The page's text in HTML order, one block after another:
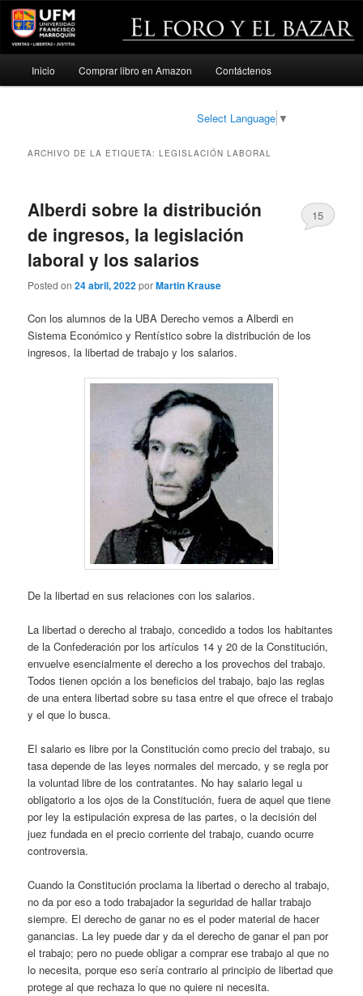
Ir
Ir
Inicio Comprar libro en Amazon Contáctenos
Select Language ▼
ARCHIVO DE LA ETIQUETA:LEGISLACIÓN LABORAL
Alberdi sobre la distribución
de ingresos, la legislación
laboral y los salarios
Posted on24 abril, 2022porMartin Krause
15
Con los alumnos de la UBA Derecho vemos a Alberdi en
Sistema Económico y Rentístico sobre la distribución de los
ingresos, la libertad de trabajo y los salarios.
De la libertad en sus relaciones con los salarios.
La libertad o derecho al trabajo, concedido a todos los habitantes
de la Confederación por los artículos 14 y 20 de la Constitución,
envuelve esencialmente el derecho a los provechos del trabajo.
Todos tienen opción a los beneficios del trabajo, bajo las reglas
de una entera libertad sobre su tasa entre el que ofrece el trabajo
y el que lo busca.
El salario es libre por la Constitución como precio del trabajo, su
tasa depende de las leyes normales del mercado, y se regla por
la voluntad libre de los contratantes. No hay salario legal u
obligatorio a los ojos de la Constitución, fuera de aquel que tiene
por ley la estipulación expresa de las partes, o la decisión del
juez fundada en el precio corriente del trabajo, cuando ocurre
controversia.
Cuando la Constitución proclama la libertad o derecho al trabajo,
no da por eso a todo trabajador la seguridad de hallar trabajo
siempre. El derecho de ganar no es el poder material de hacer
ganancias. La ley puede dar y da el derecho de ganar el pan por
el trabajo; pero no puede obligar a comprar ese trabajo al que no
lo necesita, porque eso sería contrario al principio de libertad que
protege al que rechaza lo que no quiere ni necesita.